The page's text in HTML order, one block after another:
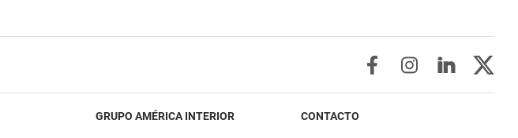
GRUPO AMÉRICA INTERIOR CONTACTO